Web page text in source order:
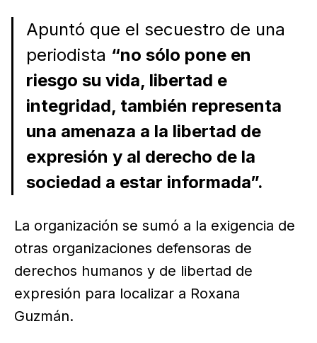
Apuntó que el secuestro de una
periodista “no sólo pone en
riesgo su vida, libertad e
integridad, también representa
una amenaza a la libertad de
expresión y al derecho de la
sociedad a estar informada”.
La organización se sumó a la exigencia de
otras organizaciones defensoras de
derechos humanos y de libertad de
expresión para localizar a Roxana
Guzmán.